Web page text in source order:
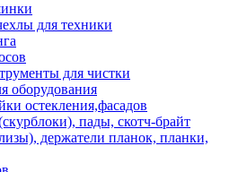
для техники
для чистки
оборудования
остекления,фасадов
пады, скотч-брайт
держатели планок, планки,